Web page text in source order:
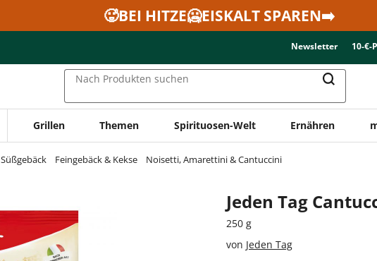
🥵BEI HITZE🥶EISKALT SPAREN➡️
Newsletter 10-€-
Nach Produkten suchen
Grillen Themen Spirituosen-Welt Ernähren
Süßgebäck Feingebäck & Kekse Noisetti, Amarettini & Cantuccini
Jeden Tag
250 g
von Jeden Tag